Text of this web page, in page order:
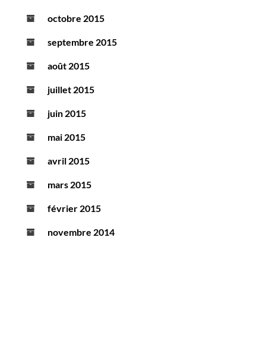
octobre 2015
septembre 2015
août 2015
juillet 2015
juin 2015
mai 2015
avril 2015
mars 2015
février 2015
novembre 2014